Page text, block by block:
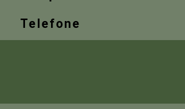
Telefone